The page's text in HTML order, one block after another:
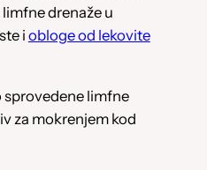
drenaže u
i obloge od lekovite
limfne
za mokrenjem kod